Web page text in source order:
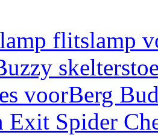
flitslamp
voorBerg
Exit Spider